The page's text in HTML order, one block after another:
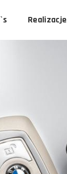
Realizacje